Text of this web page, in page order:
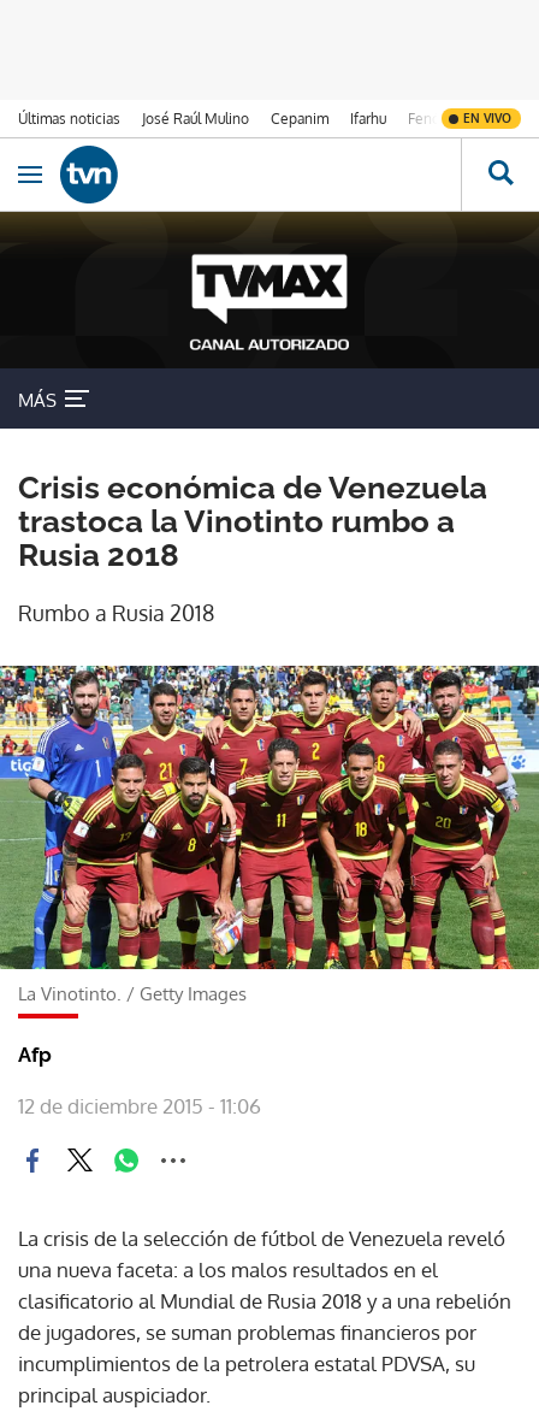
Últimas noticias José Raúl Mulino Cepanim Ifarhu Fenómeno de El
EN VIVO
Ir al contenido
Obrir navegació
MÁS
Crisis económica de Venezuela
trastoca la Vinotinto rumbo a
Rusia 2018
Rumbo a Rusia 2018
La Vinotinto. / Getty Images
Afp
12 de diciembre 2015 - 11:06
La crisis de la selección de fútbol de Venezuela reveló
una nueva faceta: a los malos resultados en el
clasificatorio al Mundial de Rusia 2018 y a una rebelión
de jugadores, se suman problemas financieros por
incumplimientos de la petrolera estatal PDVSA, su
principal auspiciador.